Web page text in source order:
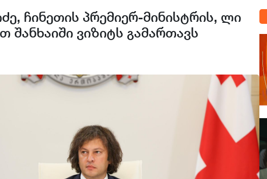
ჩინეთის პრემიერ-მინისტრის, ლი
შანხაიში ვიზიტს გამართავს